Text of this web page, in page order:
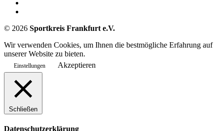
© 2026 Sportkreis Frankfurt e.V.
Wir verwenden Cookies, um Ihnen die bestmögliche Erfahrung auf
unserer Website zu bieten.
Einstellungen Akzeptieren
Schließen
Datenschutzerklärung